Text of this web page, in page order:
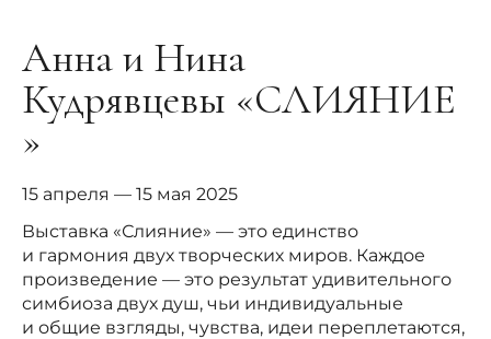
Анна и Нина
Кудрявцевы «СЛИЯНИЕ
»
15 апреля — 15 мая 2025
Выставка «Слияние» — это единство
и гармония двух творческих миров. Каждое
произведение — это результат удивительного
симбиоза двух душ, чьи индивидуальные
и общие взгляды, чувства, идеи переплетаются,